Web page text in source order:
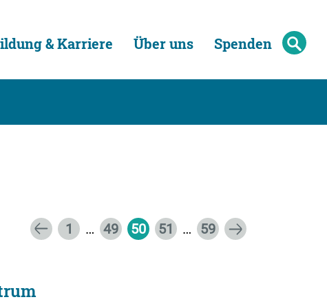
& Karriere Über uns Spenden
1 … 49 50 51 … 59